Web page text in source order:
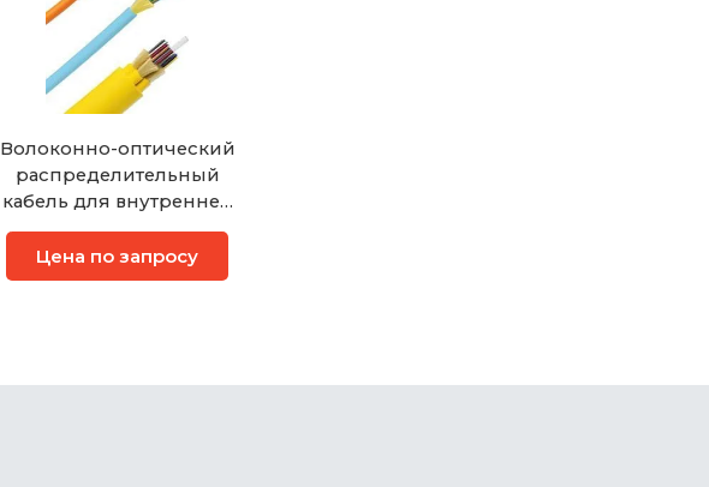
Волоконно-оптический
распределительный
кабель для внутренней
прокладки
Цена по запросу